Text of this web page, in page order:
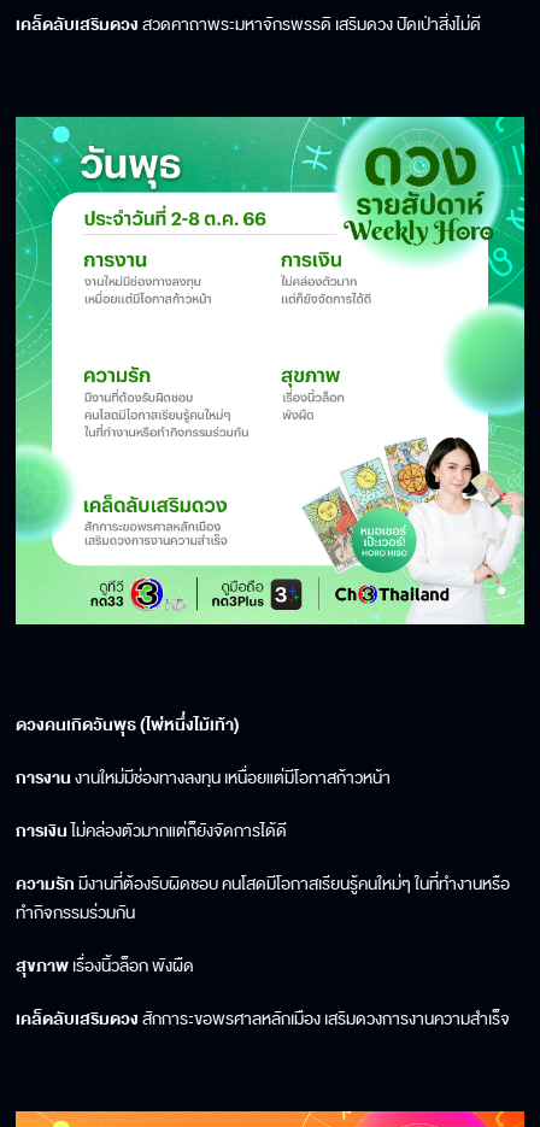
เคล็ดลับเสริมดวงสวดคาถาพระมหาจักรพรรดิ เสริมดวง ปัดเป่าสิ่งไม่ดี
ดวงคนเกิดวันพุธ (ไพ่หนึ่งไม้เท้า)
การงานงานใหม่มีช่องทางลงทุน เหนื่อยแต่มีโอกาสก้าวหน้า
การเงินไม่คล่องตัวมากแต่ก็ยังจัดการได้ดี
ความรักมีงานที่ต้องรับผิดชอบ คนโสดมีโอกาสเรียนรู้คนใหม่ๆ ในที่ทำงานหรือ
ทำกิจกรรมร่วมกัน
สุขภาพเรื่องนิ้วล็อก พังผืด
เคล็ดลับเสริมดวงสักการะขอพรศาลหลักเมือง เสริมดวงการงานความสำเร็จ